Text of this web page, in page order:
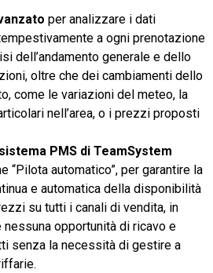
per analizzare i dati
a ogni prenotazione
dell’andamento generale e dello
oltre che dei cambiamenti dello
come le variazioni del meteo, la
nell’area, o i prezzi proposti
PMS di TeamSystem
“Pilota automatico”, per garantire la
e automatica della disponibilità
su tutti i canali di vendita, in
nessuna opportunità di ricavo e
senza la necessità di gestire a